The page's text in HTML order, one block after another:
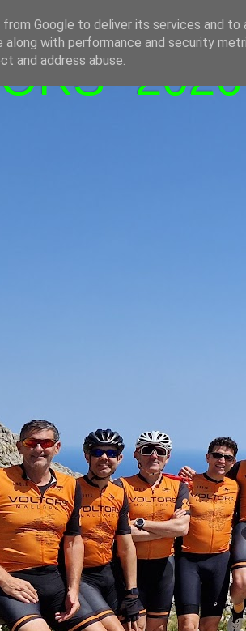
-
Google to deliver its services and to
along with performance and security
and address abuse.